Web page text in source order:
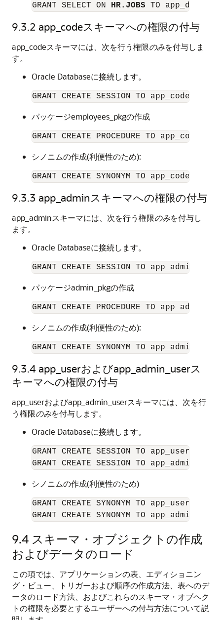
GRANT SELECT ON HR.JOBS TO app_data;
9.3.2 app_codeスキーマへの権限の付与
app_codeスキーマには、次を行う権限のみを付与しま
す。
Oracle Databaseに接続します。
パッケージemployees_pkgの作成
シノニムの作成(利便性のため):
GRANT CREATE SYNONYM TO app_code;
9.3.3 app_adminスキーマへの権限の付与
app_adminスキーマには、次を行う権限のみを付与し
ます。
Oracle Databaseに接続します。
パッケージadmin_pkgの作成
シノニムの作成(利便性のため):
GRANT CREATE SYNONYM TO app_admin;
9.3.4 app_userおよびapp_admin_userス
キーマへの権限の付与
app_userおよびapp_admin_userスキーマには、次を行
う権限のみを付与します。
Oracle Databaseに接続します。
GRANT CREATE SESSION TO app_user;
シノニムの作成(利便性のため)
GRANT CREATE SYNONYM TO app_user;
GRANT CREATE SYNONYM TO
9.4 スキーマ・オブジェクトの作成
およびデータのロード
この項では、アプリケーションの表、エディショニン
グ・ビュー、トリガーおよび順序の作成方法、表へのデ
ータのロード方法、およびこれらのスキーマ・オブヘク
トの権限を必要とするユーザーへの付与方法について説